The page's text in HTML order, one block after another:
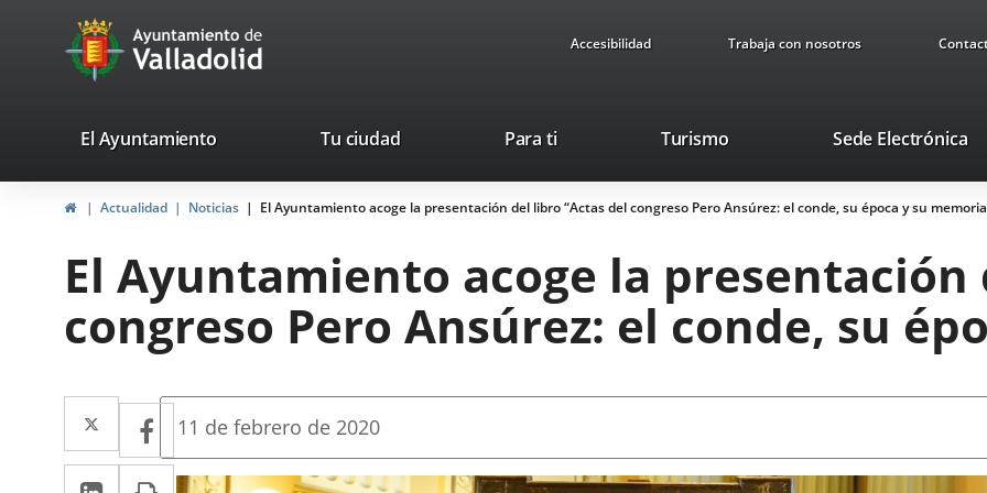
Portal
Web
Ayuntamiento
de
Accesibilidad Trabaja con nosotros
valladolid.es
El Ayuntamiento Tu ciudad Para ti TurismoEste
se
abrirá
ventana
nueva.
Sede Electrónica
InicioActualidad Noticias El Ayuntamiento acoge la presentación del libro “Actas del congreso Pero Ansúrez: el conde, su época y su
El Ayuntamiento acoge la presentación
congreso Pero Ansúrez: el conde, su
Twitter
Enlace
a
Facebook
Enlace
a
LinkedIn
EnlaceImprimir
Fecha
la
noticia
11 de febrero de 2020